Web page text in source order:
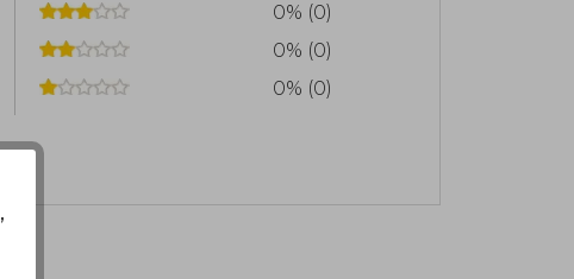
0% (0)
0% (0)
0% (0)
,